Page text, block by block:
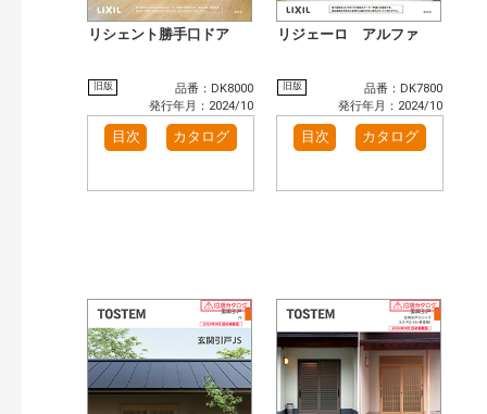
リシェント勝手口ドア
旧版
品番：DK8000
発行年月：2024/10
目次 カタログ
リジェーロ アルファ
旧版
品番：DK7800
発行年月：2024/10
目次 カタログ